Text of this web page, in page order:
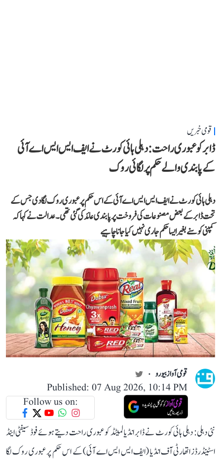
قومی خبریں
ڈابر کو عبوری راحت: دہلی ہائی کورٹ نے ایف ایس ایس اے آئی
کے پابندی والے حکم پر لگائی روک
دہلی ہائی کورٹ نے ایف ایس ایس اے آئی کے اس حکم پر عبوری روک لگا دی جس کے
تحت ڈابر کے بعض مصنوعات کی فروخت پر پابندی عائد کی گئی تھی۔ عدالت نے کہا کہ
کمپنی کو سنے بغیر ایسا حکم جاری نہیں کیا جانا چاہیے
قومی آواز بیورو
Published: 07 Aug 2026, 10:14 PM
Follow us on:
نئی دہلی: دہلی ہائی کورٹ نے ڈابر انڈیا لمیٹڈ کو عبوری راحت دیتے ہوئے فوڈ سیفٹی اینڈ
اسٹینڈرڈز اتھارٹی آف انڈیا (ایف ایس ایس اے آئی) کے اس حکم پر عبوری روک لگا